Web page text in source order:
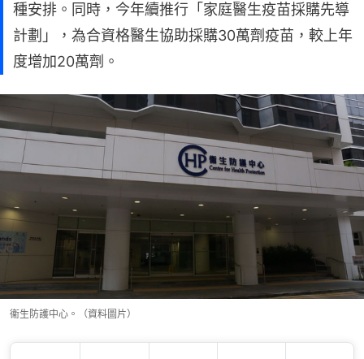
種安排。同時，今年續推行「家庭醫生疫苗採購先導
計劃」，為合資格醫生協助採購30萬劑疫苗，較上年
度增加20萬劑。
衞生防護中心。（資料圖片）